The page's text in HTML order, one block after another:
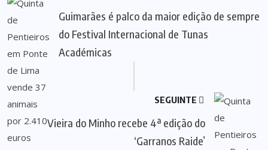
Guimarães é palco da maior edição de sempre
do Festival Internacional de Tunas
Académicas
SEGUINTE
Vieira do Minho recebe 4ª edição do
‘Garranos Raide’